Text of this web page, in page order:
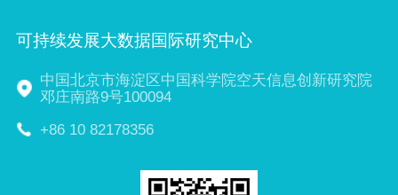
可持续发展大数据国际研究中心
中国北京市海淀区中国科学院空天信息创新研究院
邓庄南路9号100094
+86 10 82178356